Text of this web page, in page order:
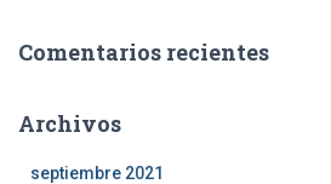
Comentarios recientes
Archivos
septiembre 2021